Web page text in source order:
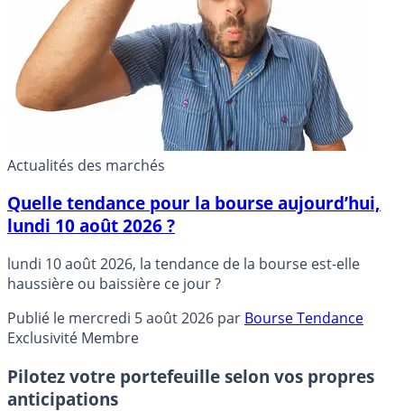
Actualités des marchés
Quelle tendance pour la bourse aujourd’hui,
lundi 10 août 2026 ?
lundi 10 août 2026, la tendance de la bourse est-elle
haussière ou baissière ce jour ?
Publié le mercredi 5 août 2026 par Bourse Tendance
Exclusivité Membre
Pilotez votre portefeuille selon vos propres
anticipations